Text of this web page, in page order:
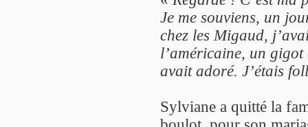
Je me souviens, un
chez les Migaud,
l’américaine, un
avait adoré. J’étais
Sylviane a quitté la